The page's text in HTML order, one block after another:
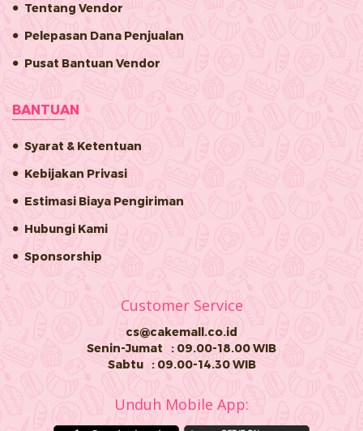
Tentang Vendor
Pelepasan Dana Penjualan
Pusat Bantuan Vendor
BANTUAN
Syarat & Ketentuan
Kebijakan Privasi
Estimasi Biaya Pengiriman
Hubungi Kami
Sponsorship
Customer Service
cs@cakemall.co.id
Senin-Jumat
: 09.00-18.00 WIB
Sabtu
: 09.00-14.30 WIB
Unduh Mobile App: